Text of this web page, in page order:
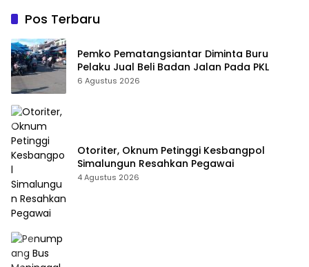
Pos Terbaru
Pemko Pematangsiantar Diminta Buru
Pelaku Jual Beli Badan Jalan Pada PKL
6 Agustus 2026
Otoriter, Oknum Petinggi Kesbangpol
Simalungun Resahkan Pegawai
4 Agustus 2026